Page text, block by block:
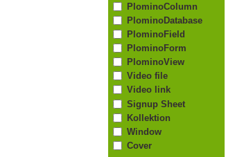
PlominoColumn
PlominoDatabase
PlominoField
PlominoForm
PlominoView
Video file
Video link
Signup Sheet
Kollektion
Window
Cover